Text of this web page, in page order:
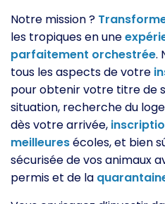
Notre mission ?
les tropiques en une
parfaitement orchestrée.
tous les aspects de votre
pour obtenir votre titre de
situation, recherche du
dès votre arrivée,
meilleuresécoles, et bien
sécurisée de vos animaux
permis et de la